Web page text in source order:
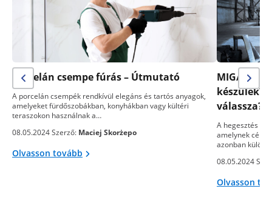
Porcelán csempe fúrás – Útmutató
A porcelán csempék rendkívül elegáns és tartós anyagok,
amelyeket fürdőszobákban, konyhákban vagy kültéri
teraszokon használnak a…
08.05.2024 Szerző: Maciej Skorżepo
Olvasson tovább
MIG/MAG-
készülék?
válassza?
A hegesztés
amelynek célja
azonban
08.05.2024
Olvasson